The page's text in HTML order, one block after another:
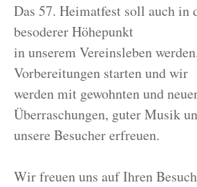
Das 57. Heimatfest soll auch in
besoderer Höhepunkt
in unserem Vereinsleben
Vorbereitungen starten und wir
werden mit gewohnten und
Überraschungen, guter Musik
unsere Besucher erfreuen.
Wir freuen uns auf Ihren Besuch